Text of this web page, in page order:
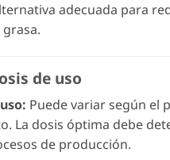
adecuada para
de uso
Puede variar según el
La dosis óptima debe
de producción.